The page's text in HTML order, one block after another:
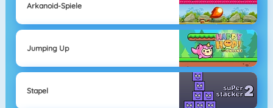
Arkanoid-Spiele
Jumping Up
Stapel